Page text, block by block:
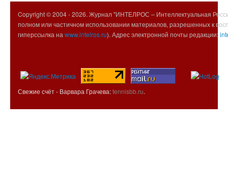
Copyright © 2004 -2026. Журнал "ИНТЕЛРОС – Интеллектуальная
полном или частичном использовании материалов, разрешенных к
гиперссылка на www.intelros.ru). Адрес электронной почты редакции:
Свежие счёт - Варвара Грачева:tennisbb.ru.